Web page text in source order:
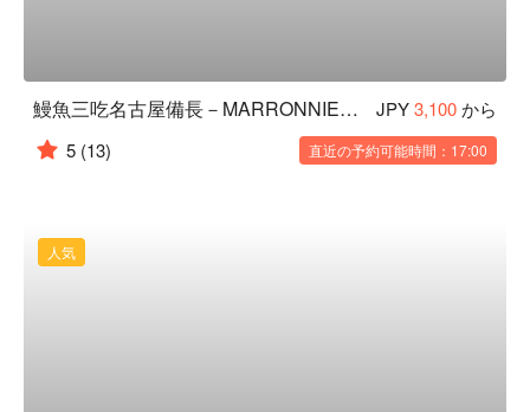
鰻魚三吃名古屋備長－MARRONNIER GATE 銀座1店 JPY3,100から
5 (13) 直近の予約可能時間：17:00
人気